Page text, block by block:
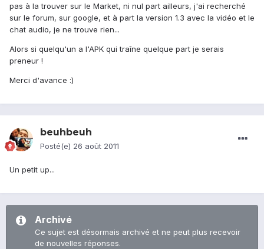
pas à la trouver sur le Market, ni nul part ailleurs, j'ai recherché
sur le forum, sur google, et à part la version 1.3 avec la vidéo et le
chat audio, je ne trouve rien...
Alors si quelqu'un a l'APK qui traîne quelque part je serais
preneur !
Merci d'avance :)
beuhbeuh
Posté(e) 26 août 2011
Un petit up...
Archivé
Ce sujet est désormais archivé et ne peut plus recevoir
de nouvelles réponses.